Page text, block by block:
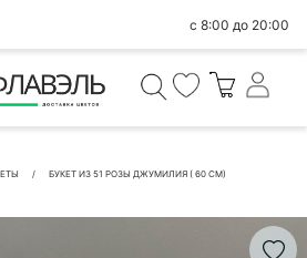
с 8:00 до 20:00
БУКЕТ ИЗ 51 РОЗЫ ДЖУМИЛИЯ ( 60 СМ)
покупка